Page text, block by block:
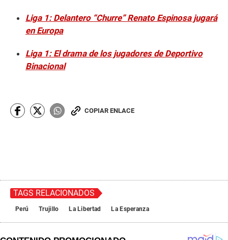
Liga 1: Delantero “Churre” Renato Espinosa jugará
en Europa
Liga 1: El drama de los jugadores de Deportivo
Binacional
COPIAR ENLACE
TAGS RELACIONADOS
Perú Trujillo La Libertad La Esperanza